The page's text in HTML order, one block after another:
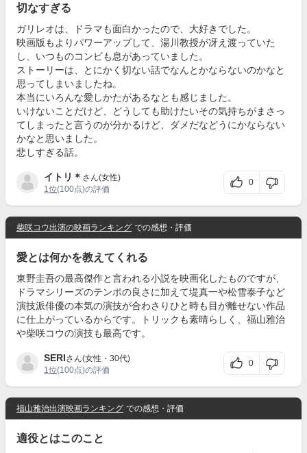
切なすぎる
ガリレオは、ドラマも面白かったので、大好きでした。
映画版もよりパワーアップして、湯川教授が冴え渡っていた
し、いつものコンビも息があっていました。
ストーリーは、とにかく切ない話でなんとかならないのかなと
思ってしまいましたね。
本当にいろんな愛しかたがあるなとも感じました。
いけないことだけど、どうしても助けたいその気持ちがまさっ
てしまったと言うのが分かるけど、ダメだなどうにかならない
かなと思いました。
悲しすぎる話。
イトリ＊ さん(女性)
1位(100点)の評価
0
柴咲コウ出演の映画ランキング での感想・評価
愛とは何かを教えてくれる
東野圭吾の最高傑作と言われる小説を映画化したものですが、
ドラマシリーズのテンポの良さに加えて堤真一や松雪泰子など
演技派俳優の本気の演技が合わさりひと時も目が離せない作品
に仕上がっているからです。トリックも素晴らしく、福山雅治
や柴咲コウの演技も最高です。
SERIさん(女性・30代)
1位(100点)の評価
0
福山雅治出演映画ランキング での感想・評価
適役とはこのこと